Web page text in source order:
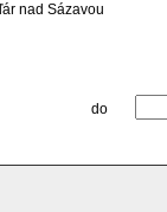
nad Sázavou
do